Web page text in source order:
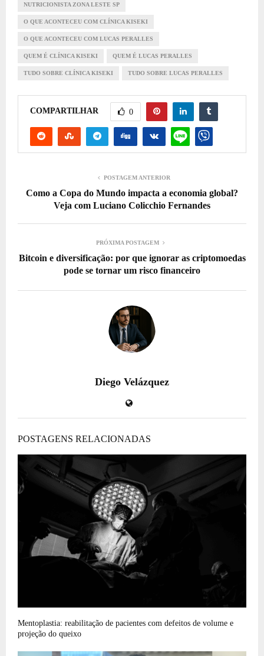
NUTRICIONISTA ZONA LESTE SP
O QUE ACONTECEU COM CLÍNICA KISEKI
O QUE ACONTECEU COM LUCAS PERALLES
QUEM É CLÍNICA KISEKI QUEM É LUCAS PERALLES
TUDO SOBRE CLÍNICA KISEKI TUDO SOBRE LUCAS PERALLES
COMPARTILHAR 0
POSTAGEM ANTERIOR
Como a Copa do Mundo impacta a economia global?
Veja com Luciano Colicchio Fernandes
PRÓXIMA POSTAGEM
Bitcoin e diversificação: por que ignorar as criptomoedas
pode se tornar um risco financeiro
Diego Velázquez
POSTAGENS RELACIONADAS
Mentoplastia: reabilitação de pacientes com defeitos de volume e
projeção do queixo